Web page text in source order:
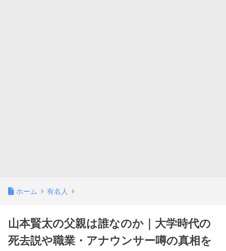
ホーム 有名人
山本賢太の父親は誰なのか｜大学時代の
死去説や職業・アナウンサー噂の真相を